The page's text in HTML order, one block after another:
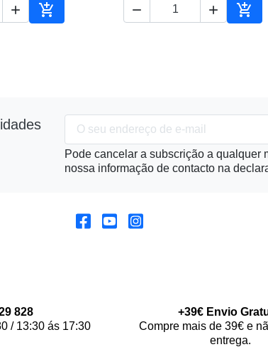
 
Adicionar ao carrinho
  
Pode cancelar a subscrição a qualquer
nossa informação de contacto na
828
/ 13:30 ás 17:30
+39€ Envio
Compre mais de 39€ e
entrega.